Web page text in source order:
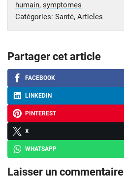
humain, symptomes
Catégories: Santé, Articles
Partager cet article
FACEBOOK
LINKEDIN
PINTEREST
X
WHATSAPP
Laisser un commentaire